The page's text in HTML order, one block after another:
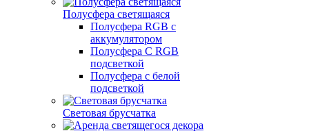
Полусфера светящаяся
Полусфера RGB с
аккумулятором
Полусфера С RGB
подсветкой
Полусфера с белой
подсветкой
Световая брусчатка